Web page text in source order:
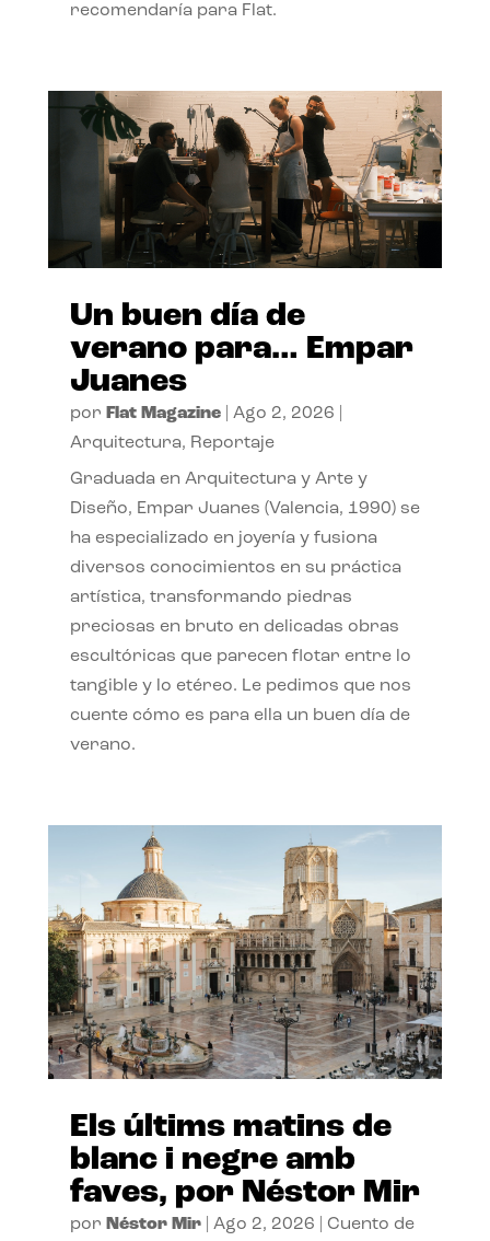
recomendaría para Flat.
Un buen día de
verano para… Empar
Juanes
por Flat Magazine| Ago 2, 2026
Arquitectura, Reportaje
Graduada en Arquitectura y Arte y
Diseño, Empar Juanes (Valencia, 1990) se
ha especializado en joyería y fusiona
diversos conocimientos en su práctica
artística, transformando piedras
preciosas en bruto en delicadas obras
escultóricas que parecen flotar entre lo
tangible y lo etéreo. Le pedimos que nos
cuente cómo es para ella un buen día de
verano.
Els últims matins de
blanc i negre amb
faves, por Néstor Mir
por Néstor Mir| Ago 2, 2026 Cuento de